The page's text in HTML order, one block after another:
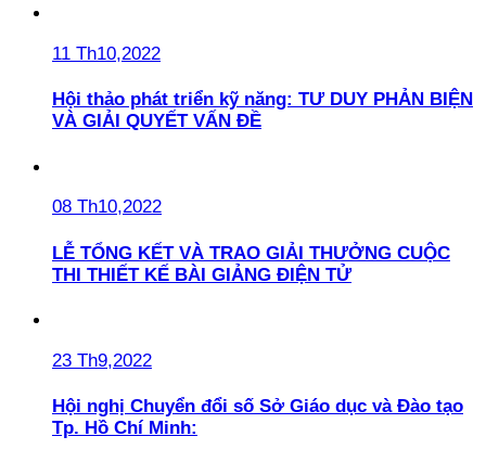
11 Th10,2022
Hội thảo phát triển kỹ năng: TƯ DUY PHẢN BIỆN
VÀ GIẢI QUYẾT VẤN ĐỀ
08 Th10,2022
LỄ TỔNG KẾT VÀ TRAO GIẢI THƯỞNG CUỘC
THI THIẾT KẾ BÀI GIẢNG ĐIỆN TỬ
23 Th9,2022
Hội nghị Chuyển đổi số Sở Giáo dục và Đào tạo
Tp. Hồ Chí Minh: